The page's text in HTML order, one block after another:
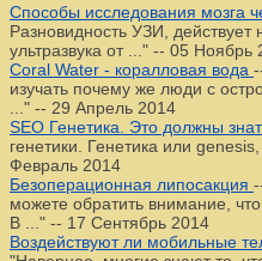
Способы исследования мозга
Разновидность УЗИ,
ультразвука от ..." -- 05 Ноябрь
Coral Water - коралловая вода
изучать почему же люди с
..." -- 29 Апрель 2014
SEO Генетика. Это должны
генетики. Генетика или
Февраль 2014
Безоперационная липосакция
можете обратить внимание,
В ..." -- 17 Сентябрь 2014
Воздействуют ли мобильные